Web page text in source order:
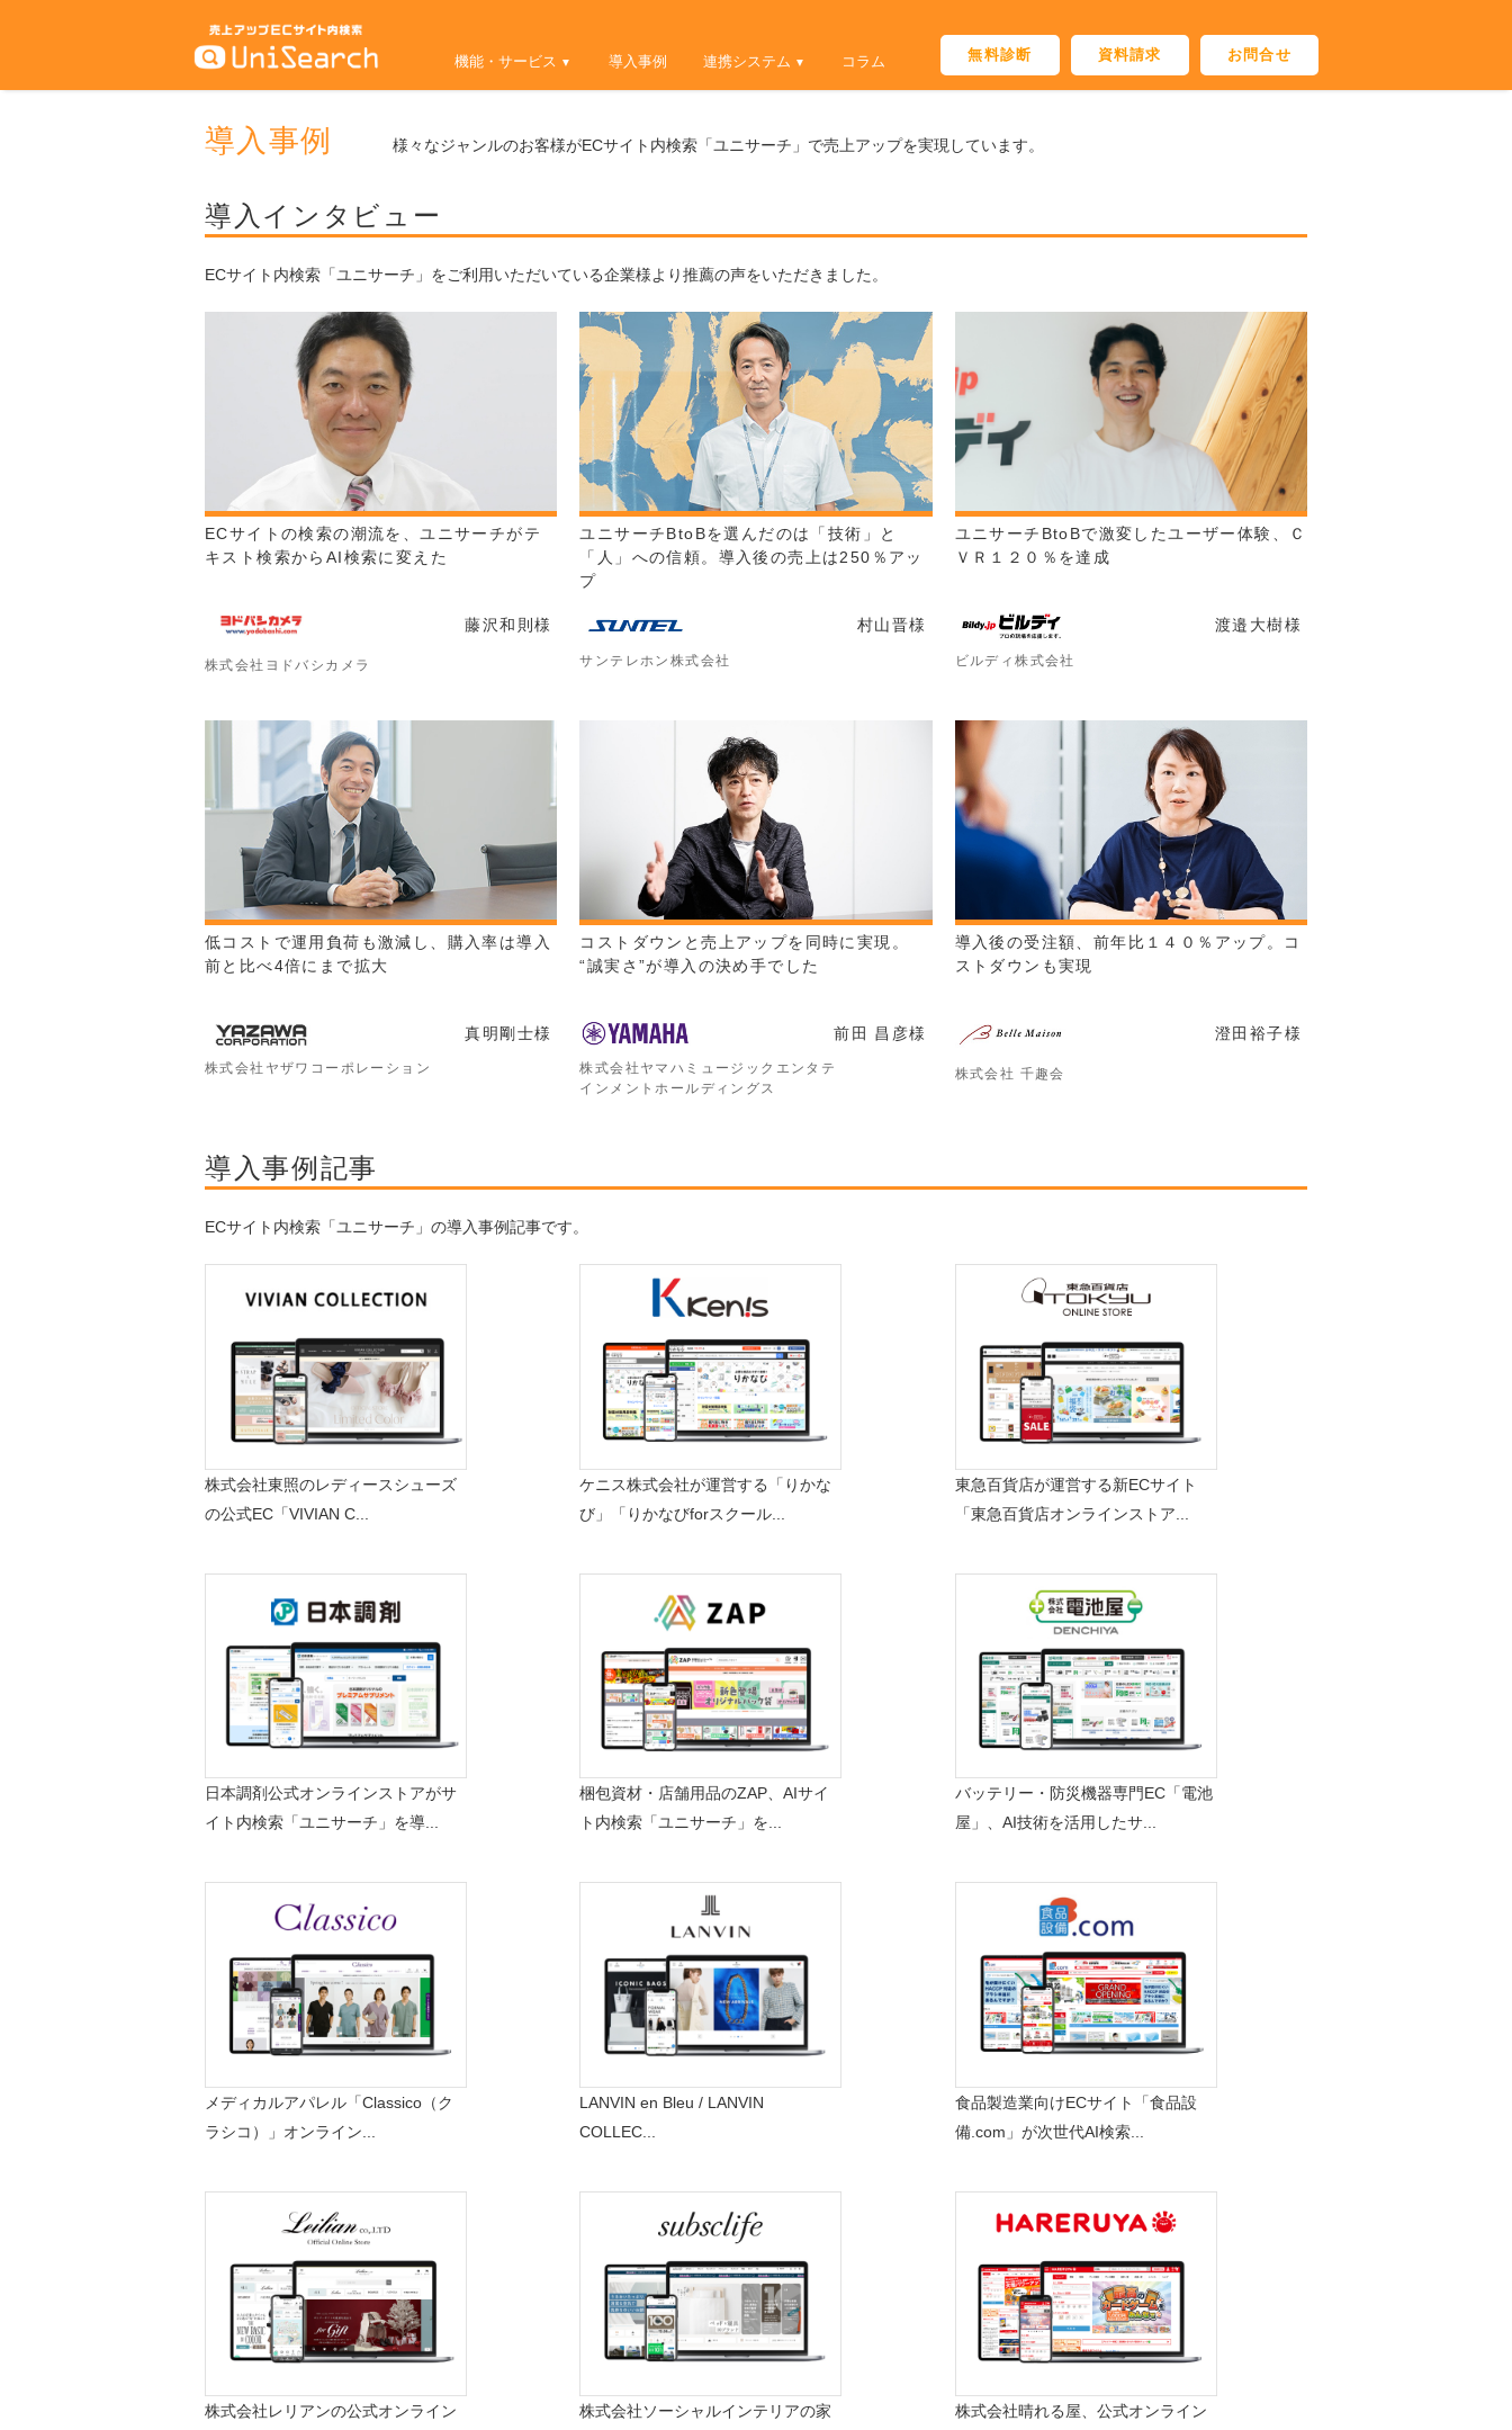
content
機能・サービス 導入事例 連携システム コラム 無料診断 資料請求 お問合せ
導入事例 様々なジャンルのお客様がECサイト内検索「ユニサーチ」で売上アップを実現しています。
導入インタビュー
ECサイト内検索「ユニサーチ」をご利用いただいている企業様より推薦の声をいただきました。
ECサイトの検索の潮流を、ユニサーチがテ
キスト検索からAI検索に変えた
藤沢和則 様
株式会社ヨドバシカメラ
ユニサーチBtoBを選んだのは「技術」と
「人」への信頼。導入後の売上は250％アッ
プ
村山晋様
サンテレホン株式会社
ユニサーチBtoBで激変したユーザー体験、Ｃ
ＶＲ１２０％を達成
渡邉大樹様
ビルディ株式会社
低コストで運用負荷も激減し、購入率は導入
前と比べ4倍にまで拡大
真明剛士様
株式会社ヤザワコーポレーション
コストダウンと売上アップを同時に実現。
“誠実さ”が導入の決め手でした
前田 昌彦様
株式会社ヤマハミュージックエンタテ
インメントホールディングス
導入後の受注額、前年比１４０％アップ。コ
ストダウンも実現
澄田裕子様
株式会社 千趣会
導入事例記事
ECサイト内検索「ユニサーチ」の導入事例記事です。
株式会社東照のレディースシューズ
の公式EC「VIVIAN C...
ケニス株式会社が運営する「りかな
び」「りかなびforスクール...
東急百貨店が運営する新ECサイト
「東急百貨店オンラインストア...
日本調剤公式オンラインストアがサ
イト内検索「ユニサーチ」を導...
梱包資材・店舗用品のZAP、AIサイ
ト内検索「ユニサーチ」を...
バッテリー・防災機器専門EC「電池
屋」、AI技術を活用したサ...
メディカルアパレル「Classico（ク
ラシコ）」オンライン...
LANVIN en Bleu / LANVIN
COLLEC...
食品製造業向けECサイト「食品設
備.com」が次世代AI検索...
株式会社レリアンの公式オンライン
株式会社ソーシャルインテリアの家
株式会社晴れる屋、公式オンライン